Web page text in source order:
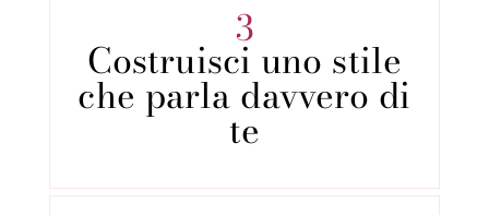
3
Costruisci uno stile
che parla davvero di
te